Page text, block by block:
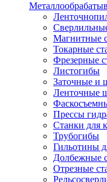
Магнитные
Токарные
Фрезерные
Листогибы
Заточные и
Ленточные
Прессы
Станки для
Трубогибы
Гильотины
Долбежные
Отрезные